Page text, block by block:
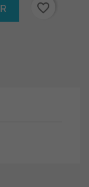
favorite_border